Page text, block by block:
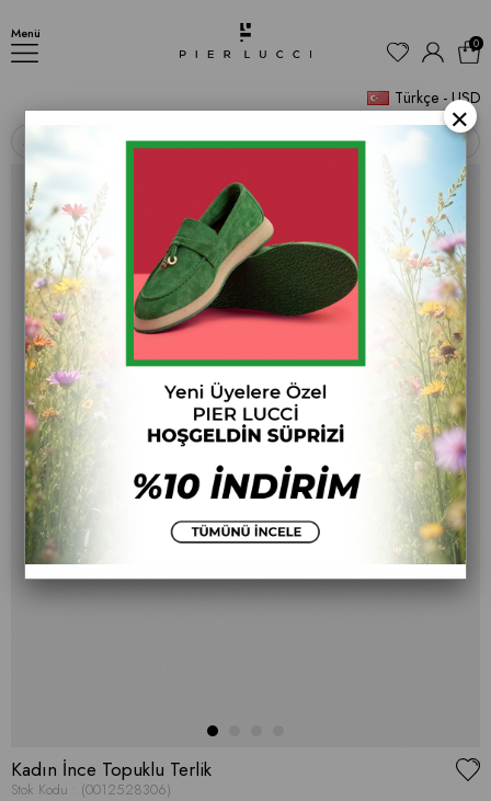
Menü
Türkçe - USD
0
‹ ›
Kadın İnce Topuklu Terlik
Stok Kodu (0012528306)
×